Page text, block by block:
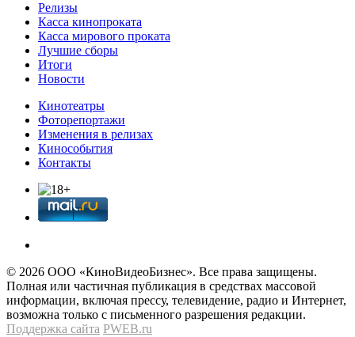
Релизы
Касса кинопроката
Касса мирового проката
Лучшие сборы
Итоги
Новости
Кинотеатры
Фоторепортажи
Изменения в релизах
Кинособытия
Контакты
© 2026 OOО «КиноВидеоБизнес». Все права защищены.
Полная или частичная публикация в средствах массовой
информации, включая прессу, телевидение, радио и Интернет,
возможна только с письменного разрешения редакции.
Поддержка сайта PWEB.ru